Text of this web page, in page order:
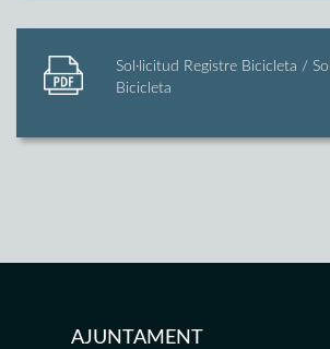
Sol·licitud Registre Bicicleta /
Bicicleta
AJUNTAMENT